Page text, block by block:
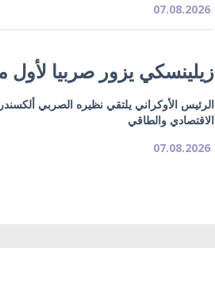
07.08.2026
زيلينسكي يزور صربيا لأول
الرئيس الأوكراني يلتقي نظيره الصربي
الاقتصادي والطاقي
07.08.2026